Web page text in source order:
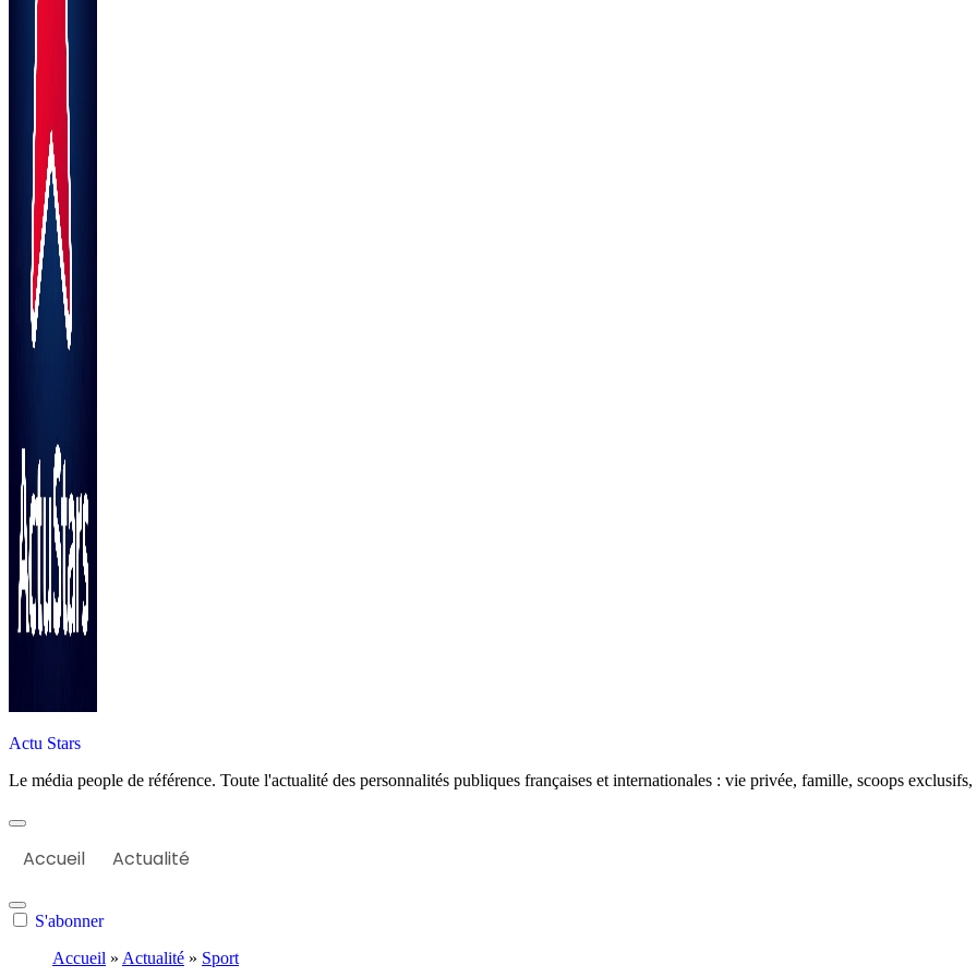
Actu Stars
Le média people de référence. Toute l'actualité des personnalités publiques françaises et internationales : vie privée, famille, scoops
Accueil Actualité
S'abonner
Accueil » Actualité » Sport